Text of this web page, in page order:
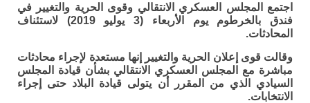
اجتمع المجلس العسكري الانتقالي وقوى الحرية والتغيير في
فندق بالخرطوم يوم الأربعاء (3 يوليو 2019) لاستئناف
المحادثات.
وقالت قوى إعلان الحرية والتغيير إنها مستعدة لإجراء محادثات
مباشرة مع المجلس العسكري الانتقالي بشأن قيادة المجلس
السيادي الذي من المقرر أن يتولى قيادة البلاد حتى إجراء
الانتخابات.